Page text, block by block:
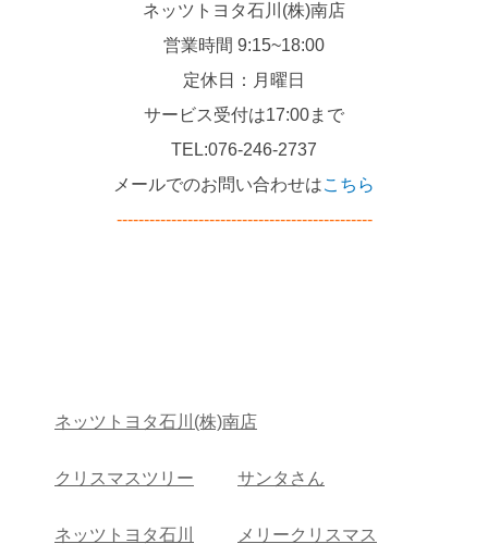
ネッツトヨタ石川(株)南店
営業時間 9:15~18:00
定休日：月曜日
サービス受付は17:00まで
TEL:076-246-2737
メールでのお問い合わせはこちら
-----------------------------------------------
ネッツトヨタ石川(株)南店
クリスマスツリー サンタさん
ネッツトヨタ石川 メリークリスマス